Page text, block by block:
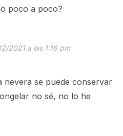
poco a poco?
2021 a las 1:16 pm
nevera se puede conservar
no sé, no lo he